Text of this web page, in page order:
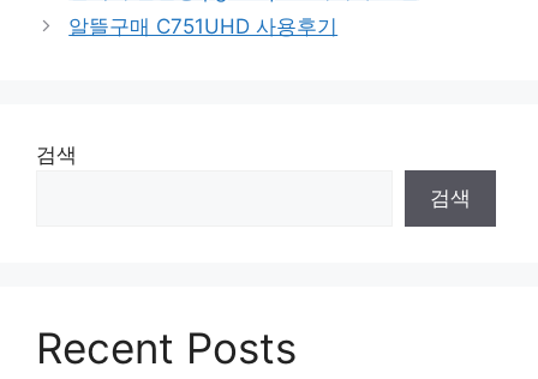
알뜰구매 C751UHD 사용후기
검색
검색
Recent Posts